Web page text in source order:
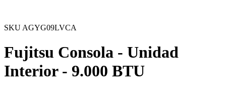
SKU AGYG09LVCA
Fujitsu Consola - Unidad
Interior - 9.000 BTU